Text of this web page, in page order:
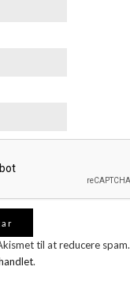
til at reducere spam.
.